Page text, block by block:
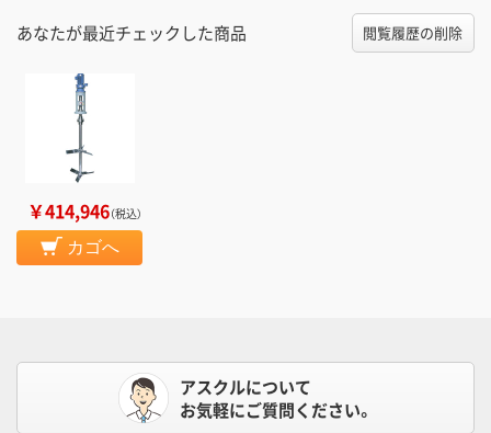
あなたが最近チェックした商品 閲覧履歴の削除
￥414,946（税込）
カゴへ
アスクルについて
お気軽にご質問ください。